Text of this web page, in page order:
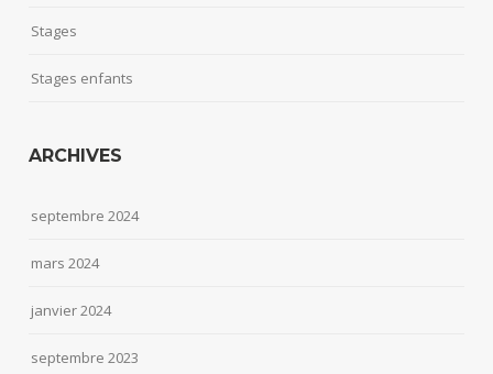
Stages
Stages enfants
ARCHIVES
septembre 2024
mars 2024
janvier 2024
septembre 2023